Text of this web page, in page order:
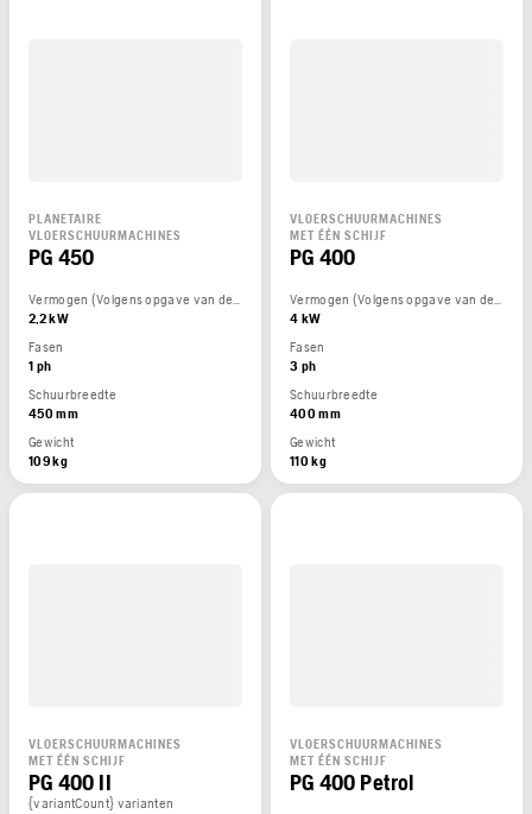
PLANETAIRE
VLOERSCHUURMACHINES
PG 450
Vermogen (Volgens opgave van de motorfabrikant)
2,2 kW
Fasen
1 ph
Schuurbreedte
450 mm
Gewicht
109 kg
VLOERSCHUURMACHINES
MET ÉÉN SCHIJF
PG 400
Vermogen (Volgens opgave van de motorfabrikant)
4 kW
Fasen
3 ph
Schuurbreedte
400 mm
Gewicht
110 kg
VLOERSCHUURMACHINES
MET ÉÉN SCHIJF
PG 400 II
{variantCount} varianten
VLOERSCHUURMACHINES
MET ÉÉN SCHIJF
PG 400 Petrol